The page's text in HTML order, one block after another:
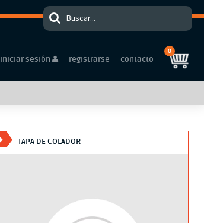
iniciar sesión registrarse contacto
0
TAPA DE COLADOR